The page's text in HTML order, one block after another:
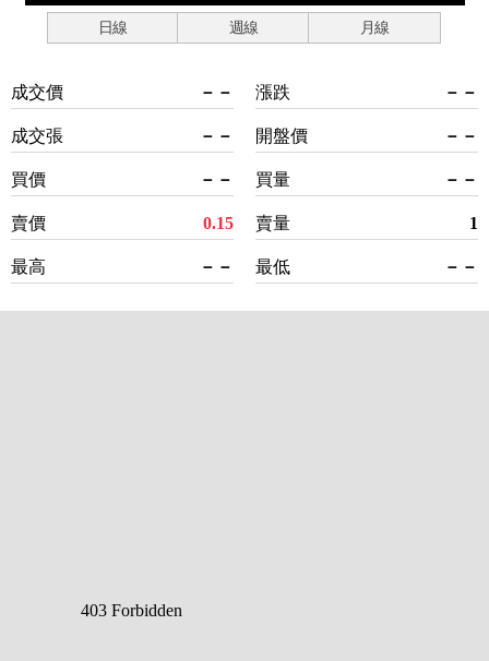
日線 週線 月線
成交價 －－
成交張 －－
買價 －－
賣價 0.15
最高 －－
漲跌 －－
開盤價 －－
買量 －－
賣量 1
最低 －－